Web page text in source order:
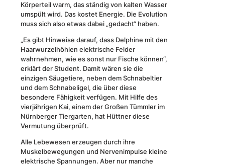
Körperteil warm, das ständig von kalten Wasser
umspült wird. Das kostet Energie. Die Evolution
muss sich also etwas dabei „gedacht“ haben.
„Es gibt Hinweise darauf, dass Delphine mit den
Haarwurzelhöhlen elektrische Felder
wahrnehmen, wie es sonst nur Fische können“,
erklärt der Student. Damit wären sie die
einzigen Säugetiere, neben dem Schnabeltier
und dem Schnabeligel, die über diese
besondere Fähigkeit verfügen. Mit Hilfe des
vierjährigen Kai, einem der Großen Tümmler im
Nürnberger Tiergarten, hat Hüttner diese
Vermutung überprüft.
Alle Lebewesen erzeugen durch ihre
Muskelbewegungen und Nervenimpulse kleine
elektrische Spannungen. Aber nur manche